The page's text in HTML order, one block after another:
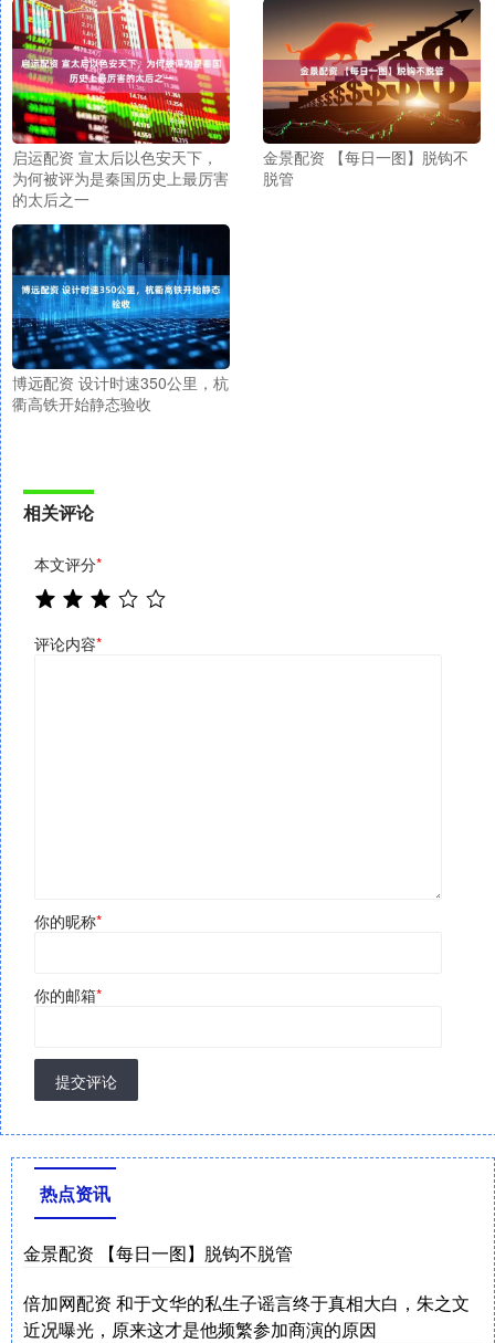
启运配资 宣太后以色安天下，
为何被评为是秦国历史上最厉害
的太后之一
金景配资 【每日一图】脱钩不
脱管
博远配资 设计时速350公里，杭
衢高铁开始静态验收
相关评论
本文评分*
评论内容*
你的昵称*
你的邮箱*
提交评论
热点资讯
金景配资 【每日一图】脱钩不脱管
倍加网配资 和于文华的私生子谣言终于真相大白，朱之文
近况曝光，原来这才是他频繁参加商演的原因